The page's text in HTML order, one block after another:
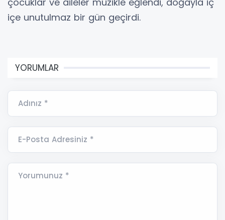
içe unutulmaz bir gün geçirdi.
YORUMLAR
Adınız *
E-Posta Adresiniz *
Yorumunuz *